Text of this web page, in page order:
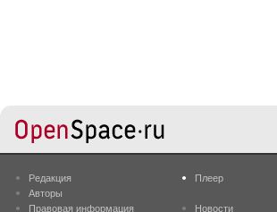
Редакция
Авторы
Правовая информация
Плеер
Новости